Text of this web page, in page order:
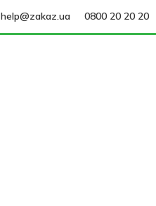
help@zakaz.ua 0800 20 20 20